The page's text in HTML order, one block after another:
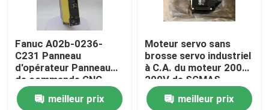
Fanuc A02b-0236-
C231 Panneau
d'opérateur Panneau
de commande CNC
Servo-moteur
industrielmeilleur prix
Moteur servo sans
brosse servo industriel
à C.A. du moteur 200W
200V de SGMAS-
02A2A4C
meilleur prix